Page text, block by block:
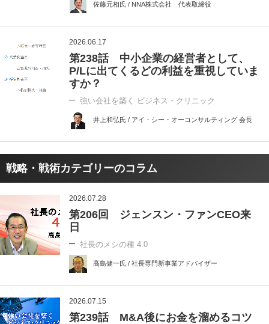
佐藤元相氏 / NNA株式会社 代表取締役
2026.06.17
第238話 中小企業の経営者として、
P/Lに出てくるどの利益を重視していま
すか？
強い会社を築く ビジネス・クリニック
井上和弘氏 / アイ・シー・オーコンサルティング 会長
戦略・戦術カテゴリーのコラム
2026.07.28
第206回 ジェンスン・ファンCEO来
日
社長のメシの種 4.0
高島健一氏 / 社長専門新事業アドバイザー
2026.07.15
第239話 M&A後にお金を溜めるコツ